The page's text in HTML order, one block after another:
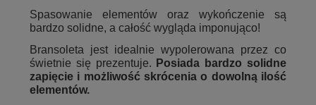
Spasowanie elementów oraz wykończenie są
bardzo solidne, a całość wygląda imponująco!
Bransoleta jest idealnie wypolerowana przez co
świetnie się prezentuje. Posiada bardzo solidne
zapięcie i możliwość skrócenia o dowolną ilość
elementów.